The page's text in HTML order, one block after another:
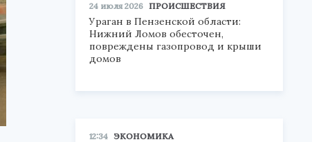
24 июля 2026 ПРОИСШЕСТВИЯ
Ураган в Пензенской области:
Нижний Ломов обесточен,
повреждены газопровод и крыши
домов
12:34 ЭКОНОМИКА